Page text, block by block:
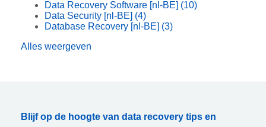
Data Recovery Software [nl-BE] (10)
Data Security [nl-BE] (4)
Database Recovery [nl-BE] (3)
Alles weergeven
Blijf op de hoogte van data recovery tips en